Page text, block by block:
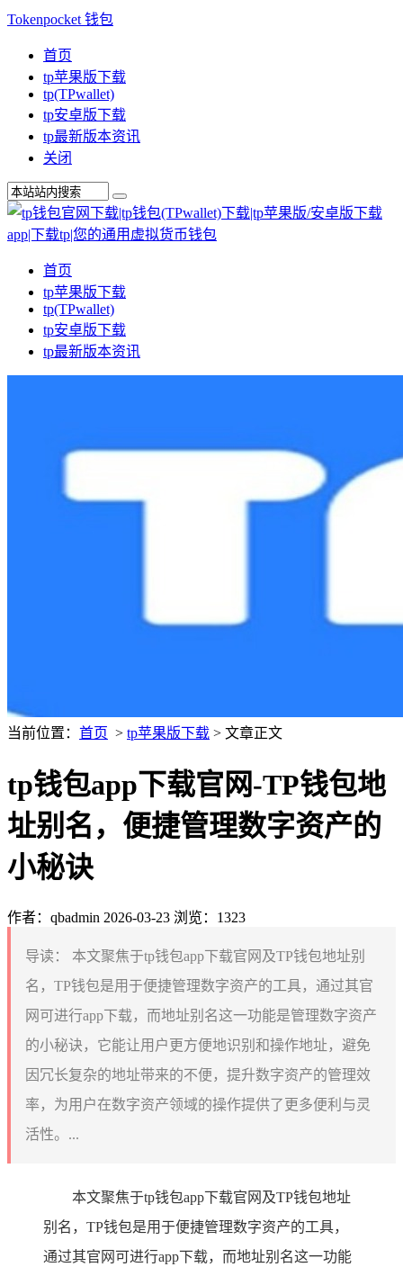
Tokenpocket 钱包
首页
tp苹果版下载
tp(TPwallet)
tp安卓版下载
tp最新版本资讯
关闭
首页
tp苹果版下载
tp(TPwallet)
tp安卓版下载
tp最新版本资讯
当前位置： 首页 > tp苹果版下载 > 文章正文
tp钱包app下载官网-TP钱包地
址别名，便捷管理数字资产的
小秘诀
作者：qbadmin 2026-03-23 浏览：1323
导读：
本文聚焦于tp钱包app下载官网及TP钱包地址别
名，TP钱包是用于便捷管理数字资产的工具，通过其官
网可进行app下载，而地址别名这一功能是管理数字资产
的小秘诀，它能让用户更方便地识别和操作地址，避免
因冗长复杂的地址带来的不便，提升数字资产的管理效
率，为用户在数字资产领域的操作提供了更多便利与灵
活性。...
本文聚焦于tp钱包app下载官网及TP钱包地址
别名，TP钱包是用于便捷管理数字资产的工具，
通过其官网可进行app下载，而地址别名这一功能